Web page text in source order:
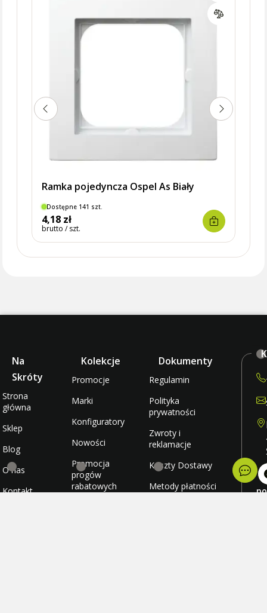
Ramka pojedyncza Ospel As Biały
Dostępne 141 szt.
4,18 zł
brutto / szt.
Na
Skróty
Strona
główna
Sklep
Blog
O nas
Kontakt
Kolekcje
Promocje
Marki
Konfiguratory
Nowości
Promocja
progów
rabatowych
Dokumenty
Regulamin
Polityka
prywatności
Zwroty i
reklamacje
Koszty Dostawy
Metody płatności